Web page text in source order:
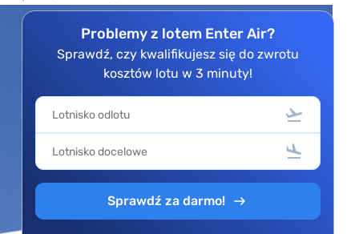
Problemy z lotem Enter Air?
Sprawdź, czy kwalifikujesz się do zwrotu
kosztów lotu w 3 minuty!
Sprawdź za darmo!